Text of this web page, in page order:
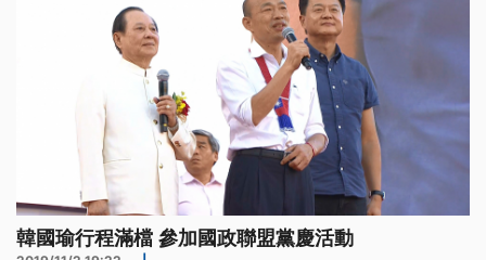
韓國瑜行程滿檔 參加國政聯盟黨慶活動